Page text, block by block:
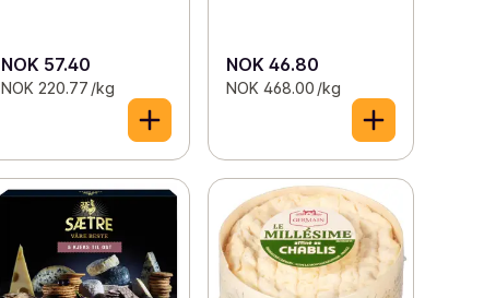
NOK 57.40
NOK 220.77 /kg
NOK 46.80
NOK 468.00 /kg